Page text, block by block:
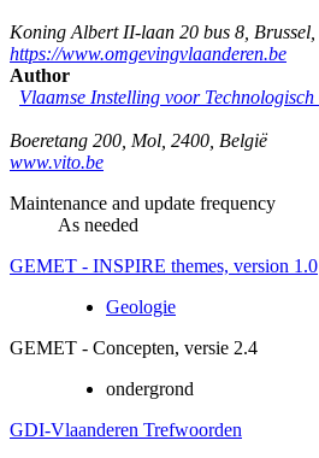
Koning Albert II-laan 20 bus 8 Brussel
https://www.omgevingvlaanderen.be
Author
Vlaamse Instelling voor
Boeretang 200 Mol 2400 België
www.vito.be
Maintenance and update frequency
As needed
GEMET - INSPIRE themes, version 1.0
Geologie
GEMET - Concepten, versie 2.4
ondergrond
GDI-Vlaanderen Trefwoorden